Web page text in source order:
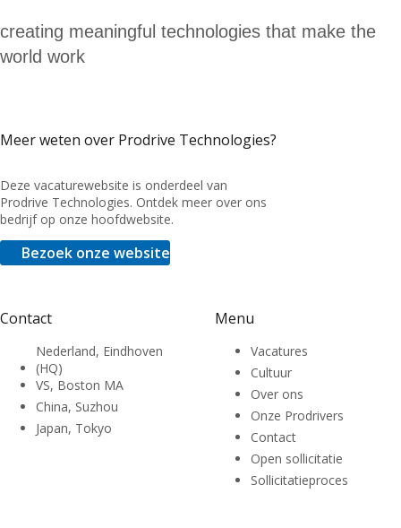
creating meaningful technologies that make the
world work
Meer weten over Prodrive Technologies?
Deze vacaturewebsite is onderdeel van
Prodrive Technologies. Ontdek meer over ons
bedrijf op onze hoofdwebsite.
Bezoek onze website
Contact
Nederland, Eindhoven
(HQ)
VS, Boston MA
China, Suzhou
Japan, Tokyo
Menu
Vacatures
Cultuur
Over ons
Onze Prodrivers
Contact
Open sollicitatie
Sollicitatieproces